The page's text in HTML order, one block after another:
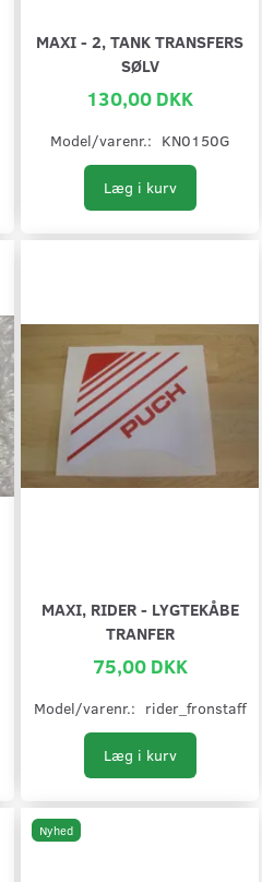
MAXI - 2, TANK TRANSFERS
SØLV
130,00 DKK
Model/varenr.: KN0150G
Læg i kurv
MAXI, RIDER - LYGTEKÅBE
TRANFER
75,00 DKK
Model/varenr.: rider_fronstaff
Læg i kurv
Nyhed